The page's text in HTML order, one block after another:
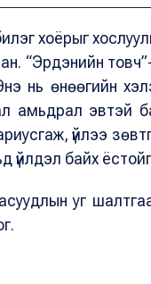
хоёрыг
“Эрдэнийн
нь өнөөгийн
эвтэй
үйлээ
байх
уг